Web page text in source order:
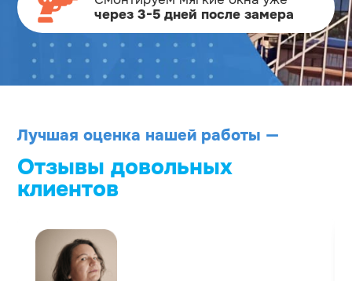
через 3-5 дней после замера
Лучшая оценка нашей работы —
Отзывы довольных
клиентов